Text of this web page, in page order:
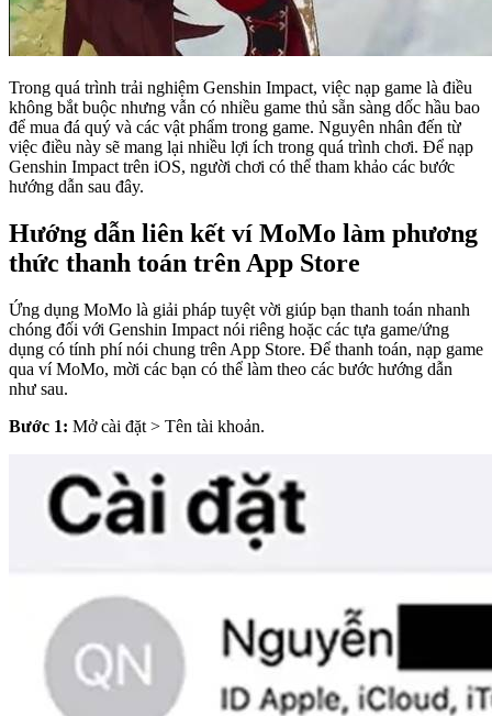
Trong quá trình trải nghiệm Genshin Impact, việc nạp game là điều
không bắt buộc nhưng vẫn có nhiều game thủ sẵn sàng dốc hầu bao
để mua đá quý và các vật phẩm trong game. Nguyên nhân đến từ
việc điều này sẽ mang lại nhiều lợi ích trong quá trình chơi. Để nạp
Genshin Impact trên iOS, người chơi có thể tham khảo các bước
hướng dẫn sau đây.
Hướng dẫn liên kết ví MoMo làm phương
thức thanh toán trên App Store
Ứng dụng MoMo là giải pháp tuyệt vời giúp bạn thanh toán nhanh
chóng đối với Genshin Impact nói riêng hoặc các tựa game/ứng
dụng có tính phí nói chung trên App Store. Để thanh toán, nạp game
qua ví MoMo, mời các bạn có thể làm theo các bước hướng dẫn
như sau.
Bước 1: Mở cài đặt > Tên tài khoản.